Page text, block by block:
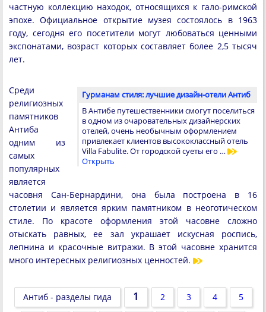
частную коллекцию находок, относящихся к гало-римской
эпохе. Официальное открытие музея состоялось в 1963
году, сегодня его посетители могут любоваться ценными
экспонатами, возраст которых составляет более 2,5 тысяч
лет.
Гурманам стиля: лучшие дизайн-отели Антиб
В Антибе путешественники смогут поселиться
в одном из очаровательных дизайнерских
отелей, очень необычным оформлением
привлекает клиентов высококлассный отель
Villa Fabulite. От городской суеты его …
Открыть
Среди
религиозных
памятников
Антиба
одним из
самых
популярных
является
часовня Сан-Бернардини, она была построена в 16
столетии и является ярким памятником в неоготическом
стиле. По красоте оформления этой часовне сложно
отыскать равных, ее зал украшает искусная роспись,
лепнина и красочные витражи. В этой часовне хранится
много интересных религиозных ценностей.
Антиб - разделы гида 1 2 3 4 5